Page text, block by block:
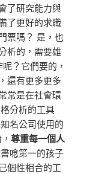
了研究能力與
了更好的求職
票嗎？ 是，也
析的，需要雄
？它們要的，
還有更多更多
常是在社會環
分析的工具
名公司使用的
尊重每一個人
唸第一的孩子
個性相合的工